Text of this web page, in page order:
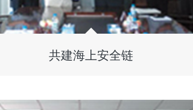
共建海上安全链